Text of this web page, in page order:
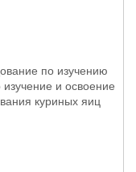
по изучению
и освоение
куриных яиц